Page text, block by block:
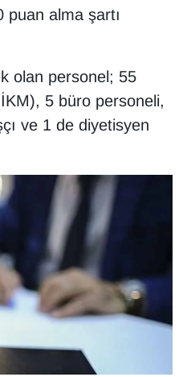
puan alma şartı
olan personel; 55
5 büro personeli,
ve 1 de diyetisyen